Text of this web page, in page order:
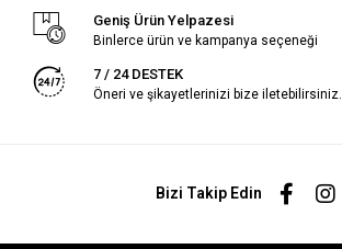
Geniş Ürün Yelpazesi
Binlerce ürün ve kampanya seçeneği
7 / 24 DESTEK
Öneri ve şikayetlerinizi bize iletebilirsiniz.
Bizi Takip Edin